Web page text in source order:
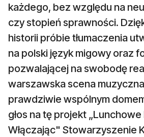
każdego, bez względu na
czy stopień sprawności.
historii próbie tłumaczenia
na polski język migowy oraz
pozwalającej na swobodę
warszawska scena muzyczna
prawdziwie wspólnym
głos na tę projekt
Włączając" Stowarzyszenie